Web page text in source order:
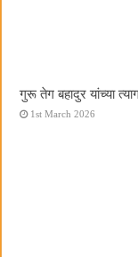
गुरू तेग बहादुर यांच्या
1st March 2026